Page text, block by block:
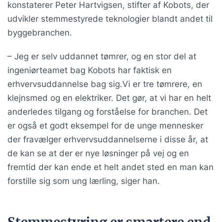
konstaterer Peter Hartvigsen, stifter af Kobots, der
udvikler stemmestyrede teknologier blandt andet til
byggebranchen.
– Jeg er selv uddannet tømrer, og en stor del at
ingeniørteamet bag Kobots har faktisk en
erhvervsuddannelse bag sig.Vi er tre tømrere, en
klejnsmed og en elektriker. Det gør, at vi har en helt
anderledes tilgang og forståelse for branchen. Det
er også et godt eksempel for de unge mennesker
der fravælger erhvervsuddannelserne i disse år, at
de kan se at der er nye løsninger på vej og en
fremtid der kan ende et helt andet sted en man kan
forstille sig som ung lærling, siger han.